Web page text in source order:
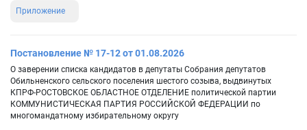
Приложение
Постановление № 17-12 от 01.08.2026
О заверении списка кандидатов в депутаты Собрания депутатов
Обильненского сельского поселения шестого созыва, выдвинутых
КПРФ-РОСТОВСКОЕ ОБЛАСТНОЕ ОТДЕЛЕНИЕ политической партии
КОММУНИСТИЧЕСКАЯ ПАРТИЯ РОССИЙСКОЙ ФЕДЕРАЦИИ по
многомандатному избирательному округу